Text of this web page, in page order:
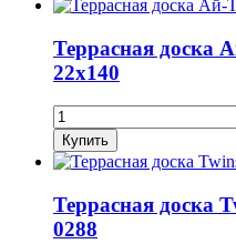
Террасная доска
22х140
Террасная доска
0288